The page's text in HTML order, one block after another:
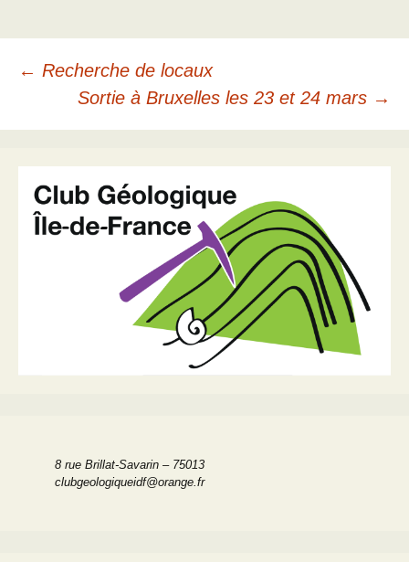
Navigation
des
articles
← Recherche de locaux
Sortie à Bruxelles les 23 et 24 mars →
8 rue Brillat-Savarin – 75013
clubgeologiqueidf@orange.fr